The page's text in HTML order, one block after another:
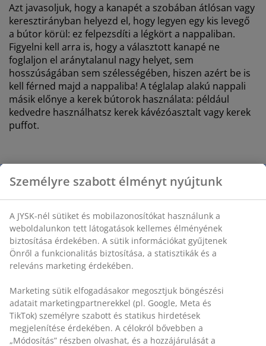
Azt javasoljuk, hogy a kanapét a szobában átlósan vagy
keresztirányban helyezd el, hogy legyen egy kis levegő
a bútor körül: ez felpezsdíti a légkört a nappaliban.
Figyelni kell arra is, hogy a választott kanapé ne
foglaljon el aránytalanul nagy helyet, sem
hosszúságában sem szélességében, hiszen azért be is
kell férned majd a nappaliba! A téglalap alakú nappali
másik előnye a kerek bútorok használata: például
kedvedre használhatsz kerek kávézóasztalt vagy kerek
puffot.
Használd ki a sarkokat
A nappali jobb kihasználásának másik módja a
sarkokban rejlő lehetőségek maximális kiaknázása a
sarokpolcok bevetésével. Kiválóan illenek a szoba
alakjához, ráadásul praktikusak is a tárolás miatt.
Egy kis sarokasztal szintén kiváló bútorelem egy
keskeny nappali számára. Egy másik egyszerű
lehetőség az is, hogy egyetlen fotelt helyezünk a
Személyre szabott élményt nyújtunk
A JYSK-nél sütiket és mobilazonosítókat használunk a
weboldalunkon tett látogatások kellemes élményének
biztosítása érdekében. A sütik információkat gyűjtenek
Önről a funkcionalitás biztosítása, a statisztikák és a
releváns marketing érdekében.
Marketing sütik elfogadásakor megosztjuk böngészési
adatait marketingpartnerekkel (pl. Google, Meta és
TikTok) személyre szabott és statikus hirdetések
megjelenítése érdekében. A célokról bővebben a
„Módosítás” részben olvashat, és a hozzájárulását a